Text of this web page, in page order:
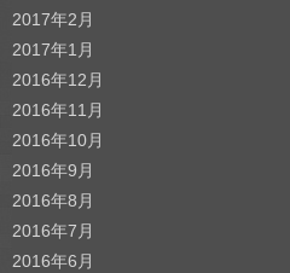
2017年2月
2017年1月
2016年12月
2016年11月
2016年10月
2016年9月
2016年8月
2016年7月
2016年6月